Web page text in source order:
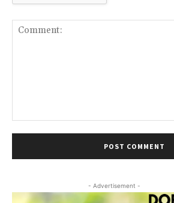
- Advertisement -